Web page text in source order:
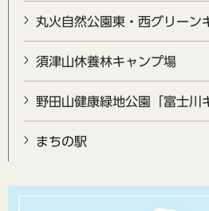
丸火自然公園東・西グリーン
須津山休養林キャンプ場
野田山健康緑地公園「富士川
まちの駅